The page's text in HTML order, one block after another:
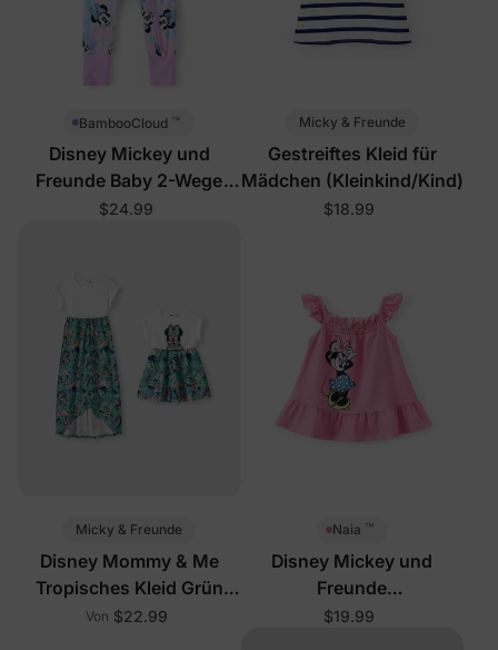
BambooCloud ™
Disney Mickey und
Freunde Baby 2-Wege
Reißverschluss Strampler
$24.99
Micky & Freunde
Gestreiftes Kleid für
Mädchen (Kleinkind/Kind)
$18.99
Micky & Freunde
Disney Mommy & Me
Tropisches Kleid Grün
Weiß
Von $22.99
Naia ™
Disney Mickey und
Freunde
Baby-/Kleinkindkleid Rosa
$19.99